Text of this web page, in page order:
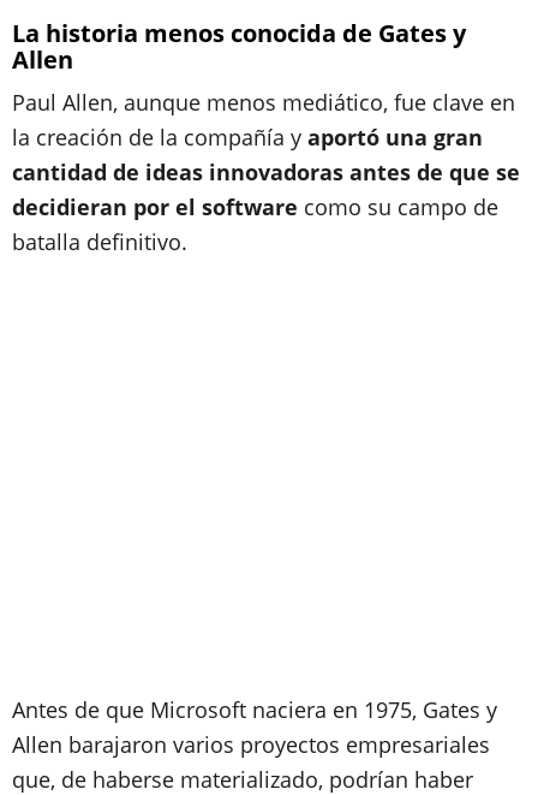
La historia menos conocida de Gates y
Allen
Paul Allen, aunque menos mediático, fue clave en
la creación de la compañía y aportó una gran
cantidad de ideas innovadoras antes de que se
decidieran por el software como su campo de
batalla definitivo.
Antes de que Microsoft naciera en 1975, Gates y
Allen barajaron varios proyectos empresariales
que, de haberse materializado, podrían haber